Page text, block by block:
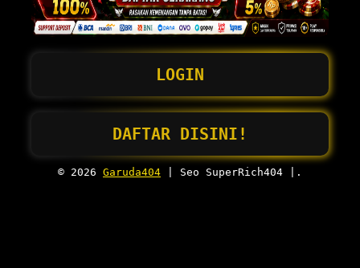
LOGIN
DAFTAR DISINI!
© 2026 Garuda404 | Seo SuperRich404 |.